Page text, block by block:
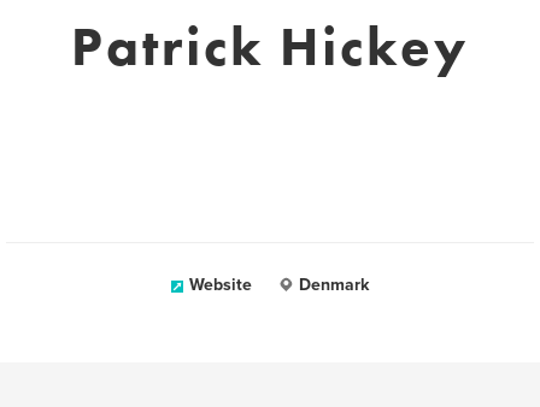
Patrick Hickey
Website Denmark